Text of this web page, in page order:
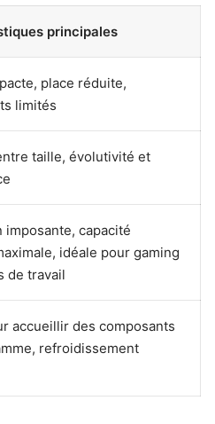
principales
place réduite,
limités
taille, évolutivité et
imposante, capacité
idéale pour gaming
de travail
accueillir des composants
refroidissement